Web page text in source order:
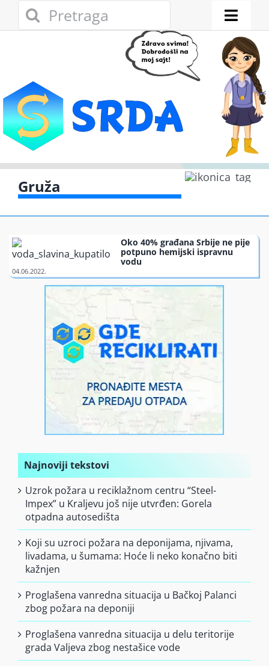
Search
for:
Toggle
Eko adresar
Eko pravo
Gde reciklirati
Zelena privreda
Finansiranje
O nama
Gruža
Oko 40% građana Srbije ne pije
potpuno hemijski ispravnu
vodu
Najnoviji tekstovi
Uzrok požara u reciklažnom centru “Steel-
Impex” u Kraljevu još nije utvrđen: Gorela
otpadna autosedišta
Koji su uzroci požara na deponijama, njivama,
livadama, u šumama: Hoće li neko konačno biti
kažnjen
Proglašena vanredna situacija u Bačkoj Palanci
zbog požara na deponiji
Proglašena vanredna situacija u delu teritorije
grada Valjeva zbog nestašice vode